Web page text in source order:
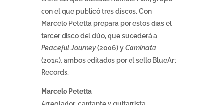
con el que publicó tres discos. Con
Marcelo Petetta prepara por estos días el
tercer disco del dúo, que sucederá a
Peaceful Journey(2006) yCaminata
(2015), ambos editados por el sello BlueArt
Records.
Marcelo Petetta